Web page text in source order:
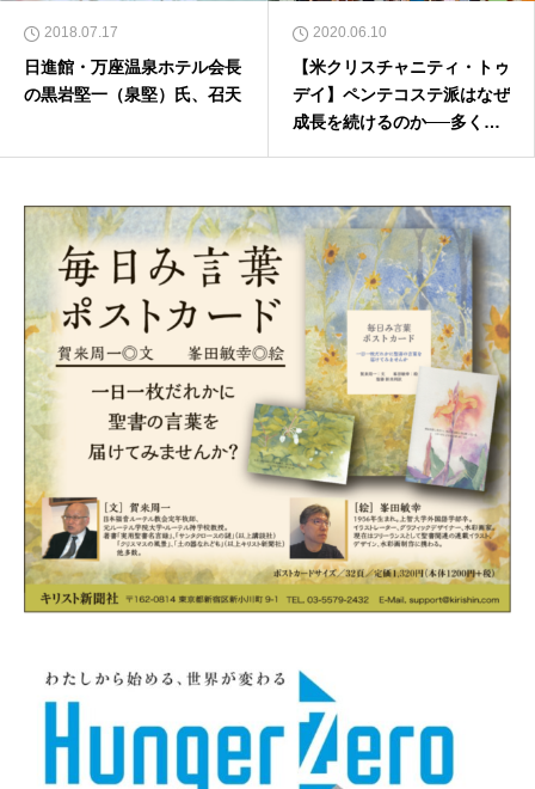
2018.07.17
日進館・万座温泉ホテル会長
の黒岩堅一（泉堅）氏、召天
2020.06.10
【米クリスチャニティ・トゥ
デイ】ペンテコステ派はなぜ
成長を続けるのか──多くの